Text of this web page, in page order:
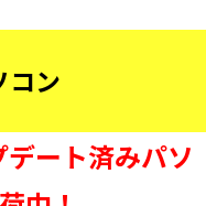
コン
ート済みパソ